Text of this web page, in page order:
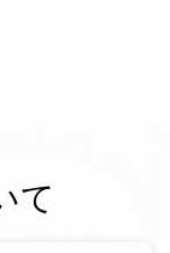
て